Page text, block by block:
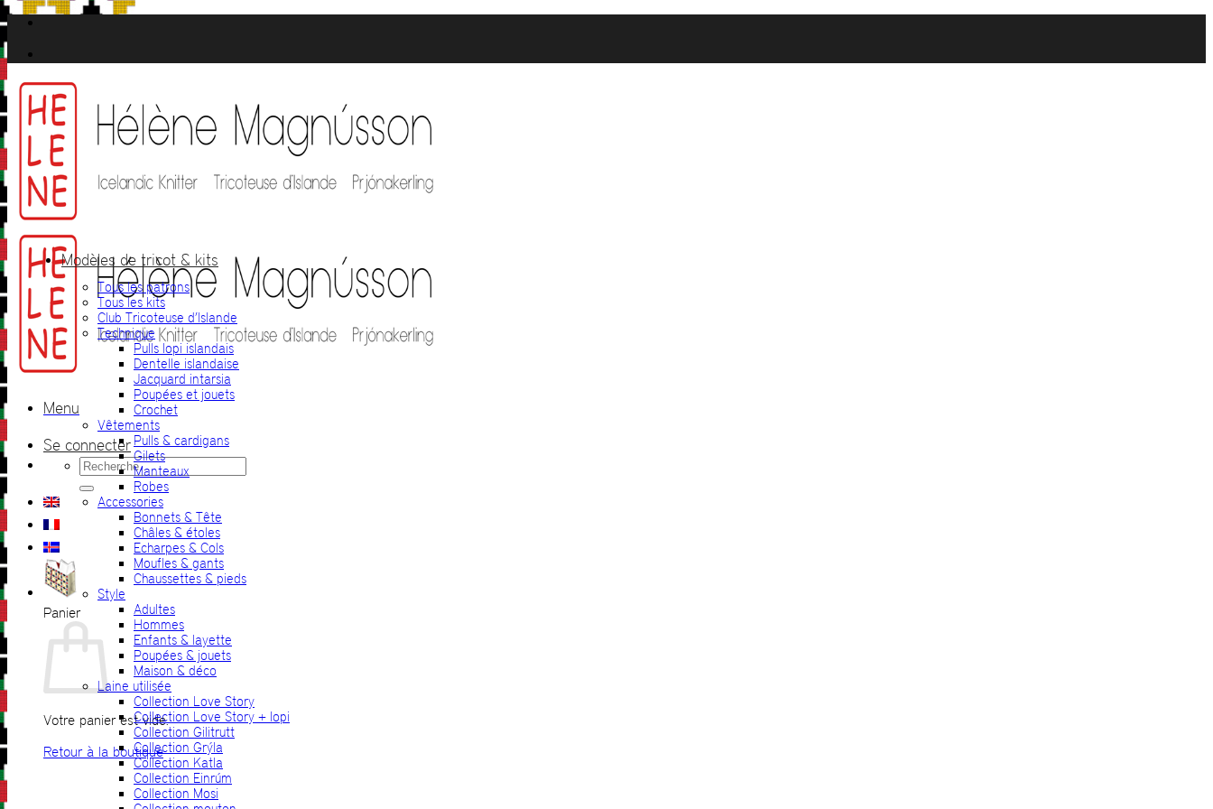
Passer
au
contenu
Menu
Se connecter
Recherche
pour :
Panier
Votre panier est vide.
Retour à la boutique
Modèles de tricot & kits
Tous les patrons
Tous les kits
Club Tricoteuse d’Islande
Technique
Pulls lopi islandais
Dentelle islandaise
Jacquard intarsia
Poupées et jouets
Crochet
Vêtements
Pulls & cardigans
Gilets
Manteaux
Robes
Accessories
Bonnets & Tête
Châles & étoles
Echarpes & Cols
Moufles & gants
Chaussettes & pieds
Style
Adultes
Hommes
Enfants & layette
Poupées & jouets
Maison & déco
Laine utilisée
Collection Love Story
Collection Love Story + lopi
Collection Gilitrutt
Collection Grýla
Collection Katla
Collection Einrúm
Collection Mosi